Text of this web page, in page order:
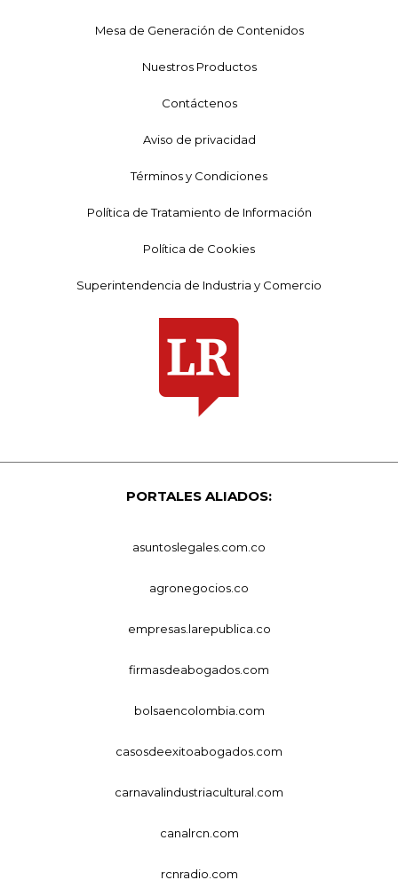
Mesa de Generación de Contenidos
Nuestros Productos
Contáctenos
Aviso de privacidad
Términos y Condiciones
Política de Tratamiento de Información
Política de Cookies
Superintendencia de Industria y Comercio
PORTALES ALIADOS:
asuntoslegales.com.co
agronegocios.co
empresas.larepublica.co
firmasdeabogados.com
bolsaencolombia.com
casosdeexitoabogados.com
carnavalindustriacultural.com
canalrcn.com
rcnradio.com